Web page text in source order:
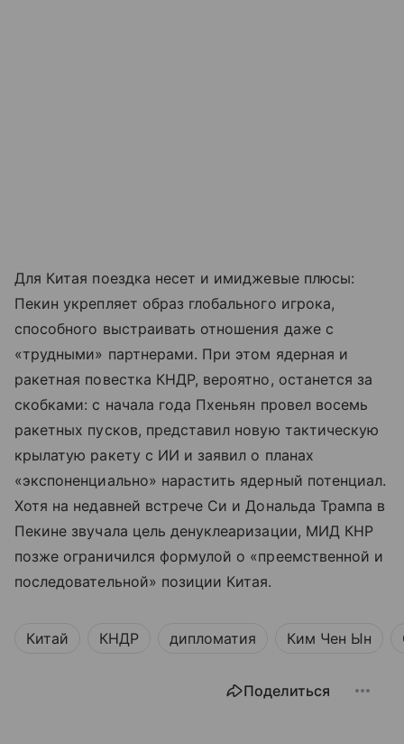
Для Китая поездка несет и имиджевые плюсы:
Пекин укрепляет образ глобального игрока,
способного выстраивать отношения даже с
«трудными» партнерами. При этом ядерная и
ракетная повестка КНДР, вероятно, останется за
скобками: с начала года Пхеньян провел восемь
ракетных пусков, представил новую тактическую
крылатую ракету с ИИ и заявил о планах
«экспоненциально» нарастить ядерный потенциал.
Хотя на недавней встрече Си и Дональда Трампа в
Пекине звучала цель денуклеаризации, МИД КНР
позже ограничился формулой о «преемственной и
последовательной» позиции Китая.
Китай КНДР дипломатия Ким Чен Ын
Поделиться